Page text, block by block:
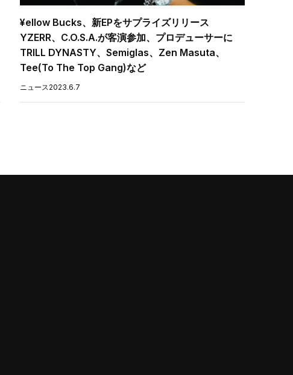
¥ellow Bucks、新EPをサプライズリリース
YZERR、C.O.S.A.が客演参加、プロデューサーに
TRILL DYNASTY、Semiglas、Zen Masuta、
Tee(To The Top Gang)など
ニュース2023.6.7